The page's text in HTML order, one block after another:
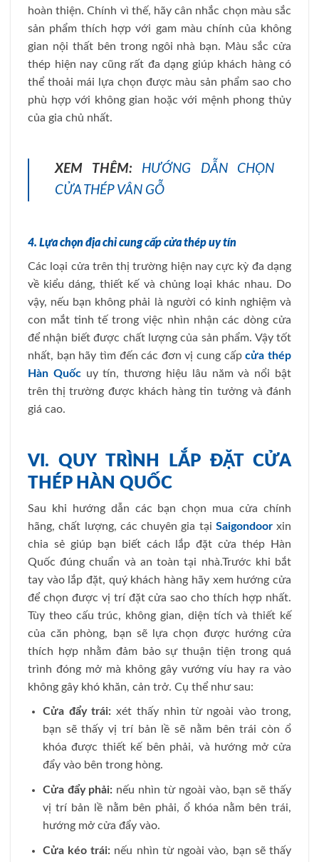
hoàn thiện. Chính vì thế, hãy cân nhắc chọn màu sắc
sản phẩm thích hợp với gam màu chính của không
gian nội thất bên trong ngôi nhà bạn. Màu sắc cửa
thép hiện nay cũng rất đa dạng giúp khách hàng có
thể thoải mái lựa chọn được màu sản phẩm sao cho
phù hợp với không gian hoặc với mệnh phong thủy
của gia chủ nhất.
XEM THÊM:
HƯỚNG DẪN CHỌN
CỬA THÉP VÂN GỖ
4. Lựa chọn địa chỉ cung cấp cửa thép uy tín
Các loại cửa trên thị trường hiện nay cực kỳ đa dạng
về kiểu dáng, thiết kế và chủng loại khác nhau. Do
vậy, nếu bạn không phải là người có kinh nghiệm và
con mắt tinh tế trong việc nhìn nhận các dòng cửa
để nhận biết được chất lượng của sản phẩm. Vậy tốt
nhất, bạn hãy tìm đến các đơn vị cung cấpcửa thép
Hàn Quốcuy tín, thương hiệu lâu năm và nổi bật
trên thị trường được khách hàng tin tưởng và đánh
giá cao.
VI. QUY TRÌNH LẮP ĐẶT CỬA
THÉP HÀN QUỐC
Sau khi hướng dẫn các bạn chọn mua cửa chính
hãng, chất lượng, các chuyên gia tại Saigondoorxin
chia sẻ giúp bạn biết cách lắp đặt cửa thép Hàn
Quốc đúng chuẩn và an toàn tại nhà.Trước khi bắt
tay vào lắp đặt, quý khách hàng hãy xem hướng cửa
để chọn được vị trí đặt cửa sao cho thích hợp nhất.
Tùy theo cấu trúc, không gian, diện tích và thiết kế
của căn phòng, bạn sẽ lựa chọn được hướng cửa
thích hợp nhằm đảm bảo sự thuận tiện trong quá
trình đóng mở mà không gây vướng víu hay ra vào
không gây khó khăn, cản trở. Cụ thể như sau:
Cửa đẩy trái: xét thấy nhìn từ ngoài vào trong,
bạn sẽ thấy vị trí bản lề sẽ nằm bên trái còn ổ
khóa được thiết kế bên phải, và hướng mở cửa
đẩy vào bên trong hòng.
Cửa đẩy phải: nếu nhìn từ ngoài vào, bạn sẽ thấy
vị trí bản lề nằm bên phải, ổ khóa nằm bên trái,
hướng mở cửa đẩy vào.
Cửa kéo trái: nếu nhìn từ ngoài vào, bạn sẽ thấy